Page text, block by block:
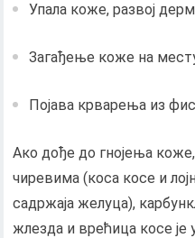
Упала коже, развој
Загађење коже на
Појава крварења из
Ако дође до гнојења
чиревима (коса косе и
садржаја желуца),
жлезда и врећица косе